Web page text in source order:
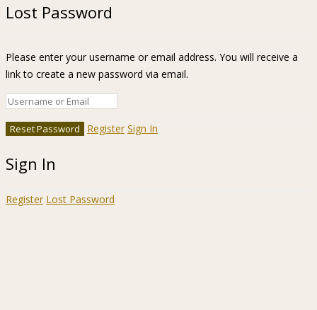
Lost Password
Please enter your username or email address. You will receive a
link to create a new password via email.
Register Sign In
Sign In
Register Lost Password